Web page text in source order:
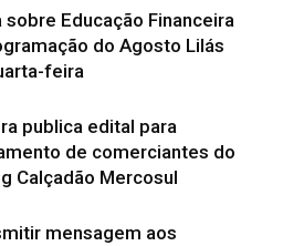
sobre Educação Financeira
do Agosto Lilás
feira
publica edital para
de comerciantes do
Calçadão Mercosul
mensagem aos